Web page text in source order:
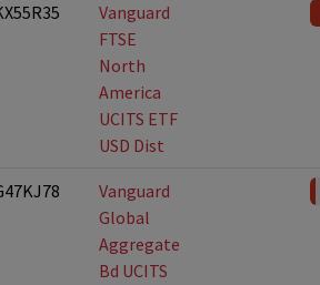
Vanguard
FTSE
North
America
UCITS ETF
USD Dist
Vanguard
Global
Aggregate
Bd UCITS